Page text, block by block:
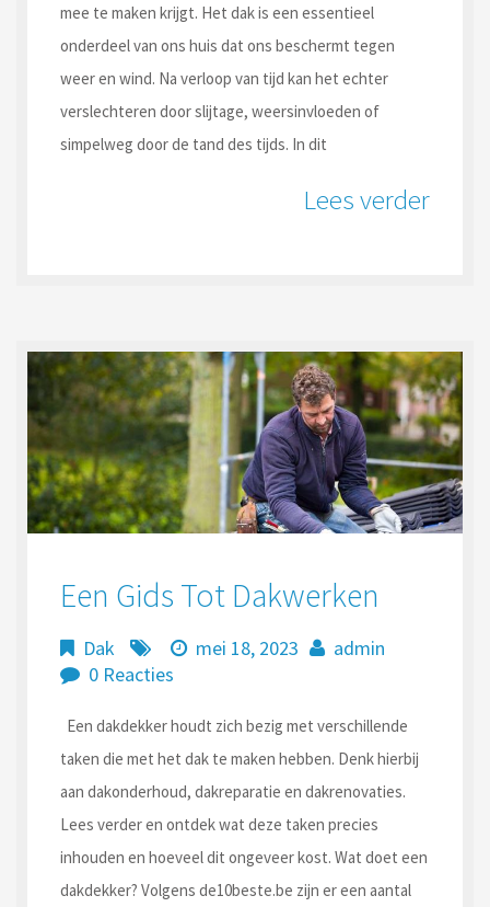
mee te maken krijgt. Het dak is een essentieel
onderdeel van ons huis dat ons beschermt tegen
weer en wind. Na verloop van tijd kan het echter
verslechteren door slijtage, weersinvloeden of
simpelweg door de tand des tijds. In dit
Lees verder
Een Gids Tot Dakwerken
Dak mei 18, 2023
admin
0 Reacties
Een dakdekker houdt zich bezig met verschillende
taken die met het dak te maken hebben. Denk hierbij
aan dakonderhoud, dakreparatie en dakrenovaties.
Lees verder en ontdek wat deze taken precies
inhouden en hoeveel dit ongeveer kost. Wat doet een
dakdekker? Volgens de10beste.be zijn er een aantal